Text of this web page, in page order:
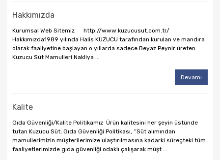
Hakkımızda
Kurumsal Web Sitemiz http://www.kuzucusut.com.tr/
Hakkımızda1989 yılında Halis KUZUCU tarafından kurulan ve mandıra
olarak faaliyetine başlayan o yıllarda sadece Beyaz Peynir üreten
Kuzucu Süt Mamulleri Nakliya ...
Devamı
Kalite
Gıda Güvenliği/Kalite Politikamız Ürün kalitesini her şeyin üstünde
tutan Kuzucu Süt; Gıda Güvenliği Politikası, ‘’Süt alımından
mamullerimizin müşterilerimize ulaştırılmasına kadarki süreçteki tüm
faaliyetlerimizde gıda güvenliği odaklı çalışarak müşt ...